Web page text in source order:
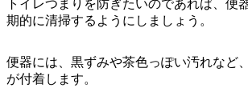
トイレつまりを防ぎたいのであれば、便
期的に清掃するようにしましょう。
便器には、黒ずみや茶色っぽい汚れなど
が付着します。